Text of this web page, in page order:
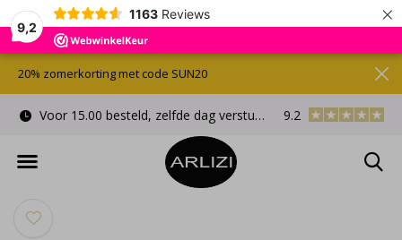
9,2
1163 Reviews ×
Voor 15.00 besteld, zelfde dag verstuurd Gratis
9.2
20% zomerkorting met code SUN20